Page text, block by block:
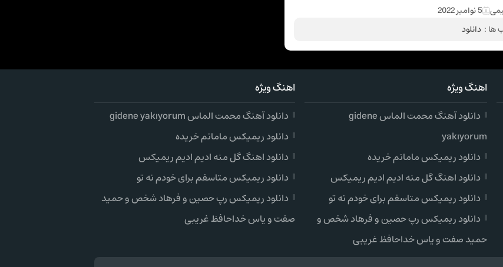
5 نوامبر 2022
ها : دانلود
اهنگ ویژه
دانلود آهنگ محمت الماس gidene
yakıyorum
دانلود ریمیکس مامانم خریده
دانلود اهنگ گل منه ادیم ادیم ریمیکس
دانلود ریمیکس متاسفم برای خودم نه تو
دانلود ریمیکس رپ حصین و فرهاد شخص و
حمید صفت و یاس خداحافظ غریبی
اهنگ ویژه
دانلود آهنگ محمت الماس gidene yakıyorum
دانلود ریمیکس مامانم خریده
دانلود اهنگ گل منه ادیم ادیم ریمیکس
دانلود ریمیکس متاسفم برای خودم نه تو
دانلود ریمیکس رپ حصین و فرهاد شخص و حمید
صفت و یاس خداحافظ غریبی